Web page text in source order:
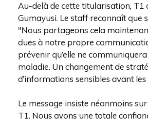
Au-delà de cette titularisation,
Gumayusi. Le staff reconnaît que
"Nous partageons cela
dues à notre propre
prévenir qu’elle ne
maladie. Un changement de
d’informations sensibles avant les
Le message insiste néanmoins
T1. Nous avons une totale